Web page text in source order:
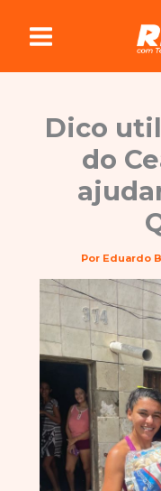
conteúdo
Dico
do
Por Eduardo